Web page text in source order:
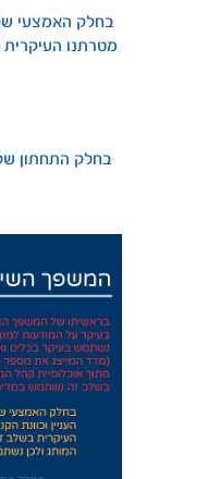
מטרתנו
בחלק התחתון